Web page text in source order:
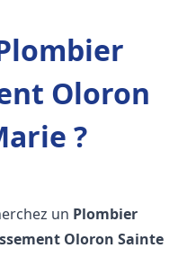
Oloron
?
un Plombier
Oloron Sainte